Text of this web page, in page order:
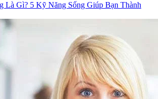
Là Gì? 5 Kỹ Năng Sống Giúp Bạn Thành